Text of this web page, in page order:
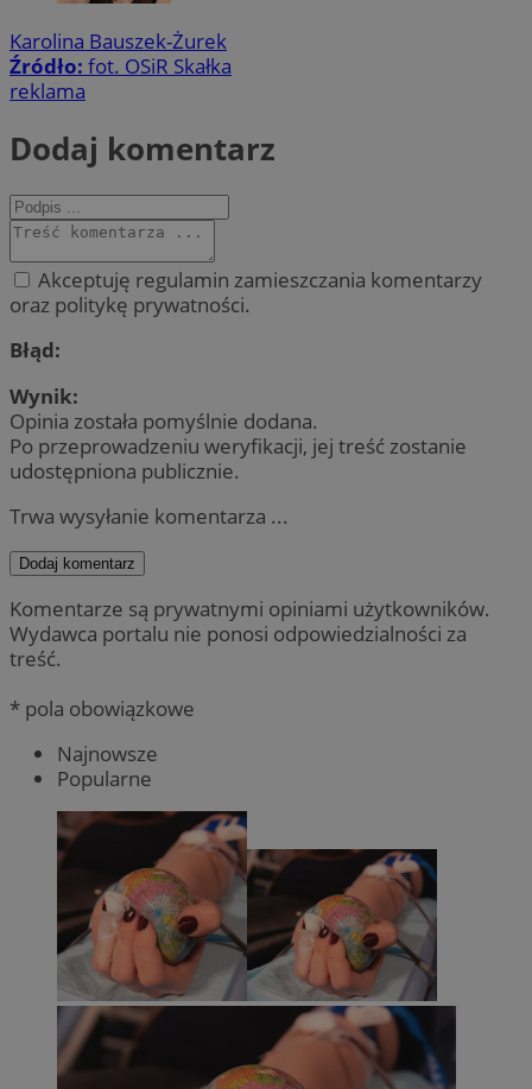
Karolina Bauszek-Żurek
Źródło: fot. OSiR Skałka
reklama
Dodaj komentarz
Akceptuję regulamin zamieszczania komentarzy
oraz politykę prywatności.
Błąd:
Wynik:
Opinia została pomyślnie dodana.
Po przeprowadzeniu weryfikacji, jej treść zostanie
udostępniona publicznie.
Trwa wysyłanie komentarza ...
Dodaj komentarz
Komentarze są prywatnymi opiniami użytkowników.
Wydawca portalu nie ponosi odpowiedzialności za
treść.
* pola obowiązkowe
Najnowsze
Popularne